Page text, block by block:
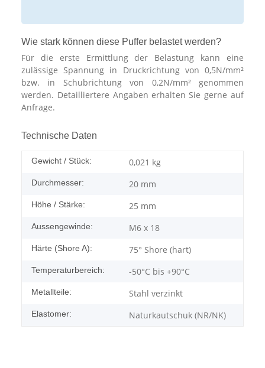
Wie stark können diese Puffer belastet werden?
Für die erste Ermittlung der Belastung kann eine
zulässige Spannung in Druckrichtung von 0,5N/mm²
bzw. in Schubrichtung von 0,2N/mm² genommen
werden. Detailliertere Angaben erhalten Sie gerne auf
Anfrage.
Technische Daten
Gewicht / Stück: 0,021 kg
Durchmesser: 20 mm
Höhe / Stärke: 25 mm
Aussengewinde: M6 x 18
Härte (Shore A): 75° Shore (hart)
Temperaturbereich: -50°C bis +90°C
Metallteile: Stahl verzinkt
Elastomer: Naturkautschuk (NR/NK)